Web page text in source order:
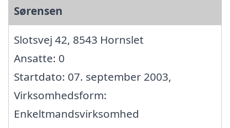
Sørensen
Slotsvej 42, 8543 Hornslet
Ansatte: 0
Startdato: 07. september 2003,
Virksomhedsform:
Enkeltmandsvirksomhed